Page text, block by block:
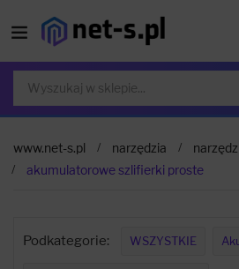
www.net-s.pl narzędzia
akumulatorowe szlifierki proste
Podkategorie: WSZYSTKIE